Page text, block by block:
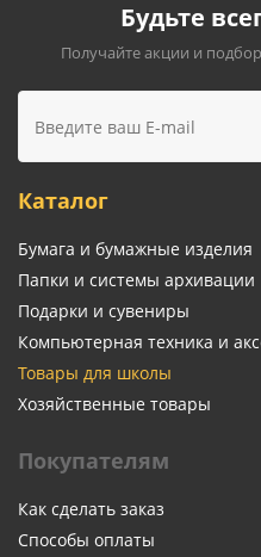
Будьте
Получайте акции и
Каталог
Бумага и бумажные изделия
Папки и системы архивации
Подарки и сувениры
Компьютерная техника и
Товары для школы
Хозяйственные товары
Покупателям
Как сделать заказ
Способы оплаты